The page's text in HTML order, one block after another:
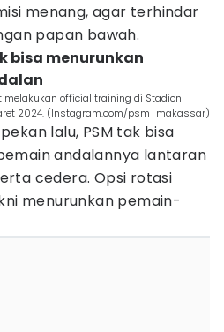
menang, agar terhindar
papan bawah.
bisa menurunkan
melakukan official training di Stadion
2024. (Instagram.com/psm_makassar)
lalu, PSM tak bisa
andalannya lantaran
cedera. Opsi rotasi
menurunkan pemain-